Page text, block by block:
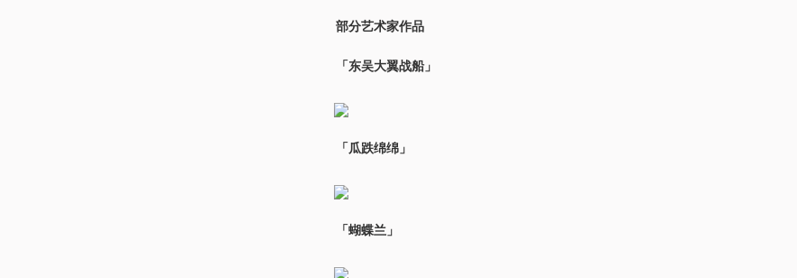
部分艺术家作品
「东吴大翼战船」
「瓜跌绵绵」
「蝴蝶兰」